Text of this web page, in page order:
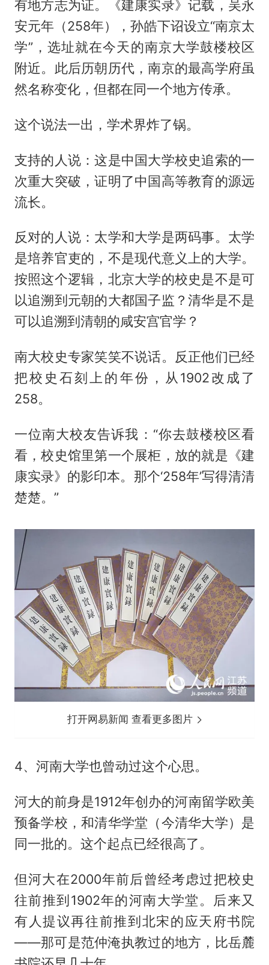
有地方志为证。《建康实录》记载，吴永
安元年（258年），孙皓下诏设立“南京太
学”，选址就在今天的南京大学鼓楼校区
附近。此后历朝历代，南京的最高学府虽
然名称变化，但都在同一个地方传承。
这个说法一出，学术界炸了锅。
支持的人说：这是中国大学校史追索的一
次重大突破，证明了中国高等教育的源远
流长。
反对的人说：太学和大学是两码事。太学
是培养官吏的，不是现代意义上的大学。
按照这个逻辑，北京大学的校史是不是可
以追溯到元朝的大都国子监？清华是不是
可以追溯到清朝的咸安宫官学？
南大校史专家笑笑不说话。反正他们已经
把校史石刻上的年份，从1902改成了
258。
一位南大校友告诉我：“你去鼓楼校区看
看，校史馆里第一个展柜，放的就是《建
康实录》的影印本。那个‘258年’写得清清
楚楚。”
打开网易新闻 查看更多图片
4、河南大学也曾动过这个心思。
河大的前身是1912年创办的河南留学欧美
预备学校，和清华学堂（今清华大学）是
同一批的。这个起点已经很高了。
但河大在2000年前后曾经考虑过把校史
往前推到1902年的河南大学堂。后来又
有人提议再往前推到北宋的应天府书院
——那可是范仲淹执教过的地方，比岳麓